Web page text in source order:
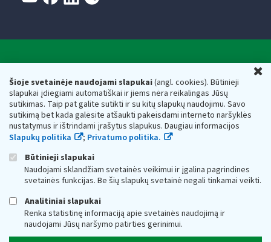
Šioje svetainėje naudojami slapukai(angl. cookies). Būtinieji
slapukai įdiegiami automatiškai ir jiems nėra reikalingas Jūsų
sutikimas. Taip pat galite sutikti ir su kitų slapukų naudojimu. Savo
sutikimą bet kada galėsite atšaukti pakeisdami interneto naršyklės
nustatymus ir ištrindami įrašytus slapukus. Daugiau informacijos
Slapukų politika
; Privatumo politika.
Būtinieji slapukai
Naudojami sklandžiam svetainės veikimui ir įgalina pagrindines
svetainės funkcijas. Be šių slapukų svetainė negali tinkamai veikti.
Analitiniai slapukai
Renka statistinę informaciją apie svetainės naudojimą ir
naudojami Jūsų naršymo patirties gerinimui.
Respublikos finansų ministerijos
Biudžetinė įstaiga. Juridinio asmens kodas — 188659752,
adresas: Vasario 16-osios g. 14, 01107 Vilnius, Lietuva, el.paštas:
vmi@vmi.lt, E. pristatymo dėžutės adresas 188659752
Duomenys apie Valstybinę mokesčių inspekciją prie Lietuvos
Respublikos finansų ministerijos kaupiami ir saugomi Juridinių